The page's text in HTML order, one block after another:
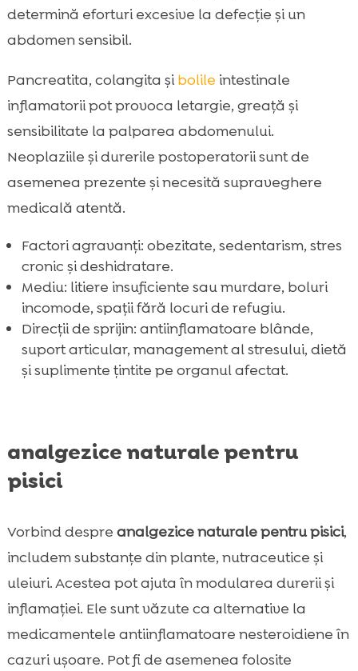
determină eforturi excesive la defecție și un
abdomen sensibil.
Pancreatita, colangita șibolile intestinale
inflamatorii pot provoca letargie, greață și
sensibilitate la palparea abdomenului.
Neoplaziile și durerile postoperatorii sunt de
asemenea prezente și necesită supraveghere
medicală atentă.
Factori agravanți: obezitate, sedentarism, stres
cronic și deshidratare.
Mediu: litiere insuficiente sau murdare, boluri
incomode, spații fără locuri de refugiu.
Direcții de sprijin: antiinflamatoare blânde,
suport articular, management al stresului, dietă
și suplimente țintite pe organul afectat.
analgezice naturale pentru
pisici
Vorbind despre analgezice naturale pentru pisici,
includem substanțe din plante, nutraceutice și
uleiuri. Acestea pot ajuta în modularea durerii și
inflamației. Ele sunt văzute ca alternative la
medicamentele antiinflamatoare nesteroidiene în
cazuri ușoare. Pot fi de asemenea folosite